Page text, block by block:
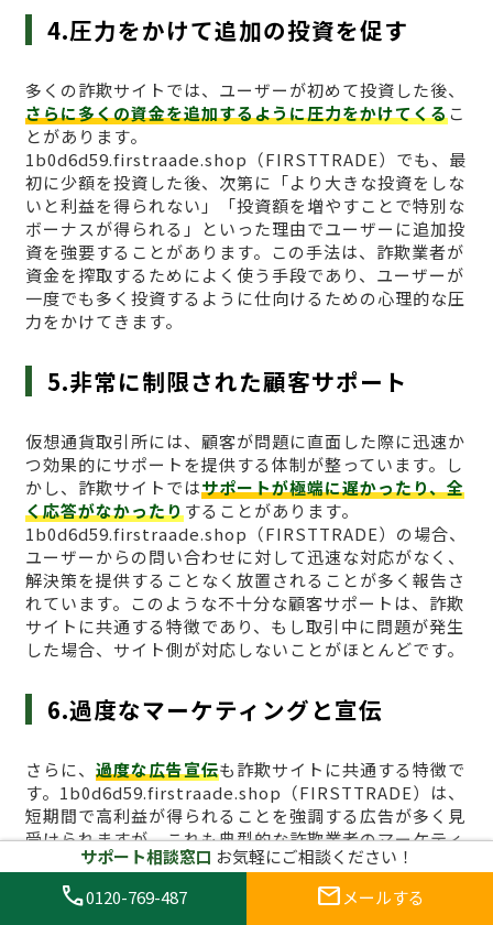
4.圧力をかけて追加の投資を促す
多くの詐欺サイトでは、ユーザーが初めて投資した後、
さらに多くの資金を追加するように圧力をかけてくるこ
とがあります。
1b0d6d59.firstraade.shop（FIRSTTRADE）でも、最
初に少額を投資した後、次第に「より大きな投資をしな
いと利益を得られない」「投資額を増やすことで特別な
ボーナスが得られる」といった理由でユーザーに追加投
資を強要することがあります。この手法は、詐欺業者が
資金を搾取するためによく使う手段であり、ユーザーが
一度でも多く投資するように仕向けるための心理的な圧
力をかけてきます。
5.非常に制限された顧客サポート
仮想通貨取引所には、顧客が問題に直面した際に迅速か
つ効果的にサポートを提供する体制が整っています。し
かし、詐欺サイトではサポートが極端に遅かったり、全
く応答がなかったりすることがあります。
1b0d6d59.firstraade.shop（FIRSTTRADE）の場合、
ユーザーからの問い合わせに対して迅速な対応がなく、
解決策を提供することなく放置されることが多く報告さ
れています。このような不十分な顧客サポートは、詐欺
サイトに共通する特徴であり、もし取引中に問題が発生
した場合、サイト側が対応しないことがほとんどです。
6.過度なマーケティングと宣伝
さらに、 過度な広告宣伝も詐欺サイトに共通する特徴で
す。1b0d6d59.firstraade.shop（FIRSTTRADE）は、
短期間で高利益が得られることを強調する広告が多く見
受けられますが、これも典型的な詐欺業者のマーケティ
ング手法です。合法的な仮想通貨取引所は、広告の内容
が過度に誇張されることはなく、現実的なリスクを伴う
取引であることを明確に伝えています。
サポート相談窓口 お気軽にご相談ください！
call0120-769-487 mail メールする